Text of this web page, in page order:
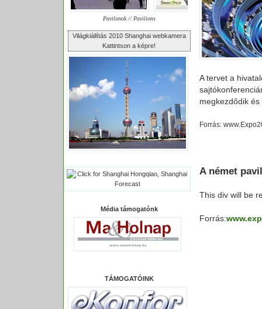
Pavilonok // Pavilions
Világkiállítás 2010 Shanghai webkamera
Kattintson a képre!
Média támogatónk
TÁMOGATÓINK
A tervet a
megkezdődik
Forrás:
A német
This div will be
Forrás: